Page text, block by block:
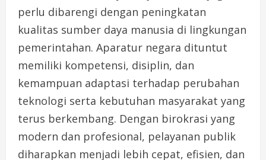
perlu dibarengi dengan peningkatan
kualitas sumber daya manusia di lingkungan
pemerintahan. Aparatur negara dituntut
memiliki kompetensi, disiplin, dan
kemampuan adaptasi terhadap perubahan
teknologi serta kebutuhan masyarakat yang
terus berkembang. Dengan birokrasi yang
modern dan profesional, pelayanan publik
diharapkan menjadi lebih cepat, efisien, dan